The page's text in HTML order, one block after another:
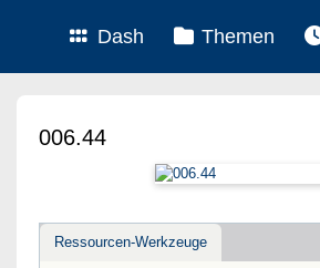
Dash Themen
006.44
Ressourcen-Werkzeuge